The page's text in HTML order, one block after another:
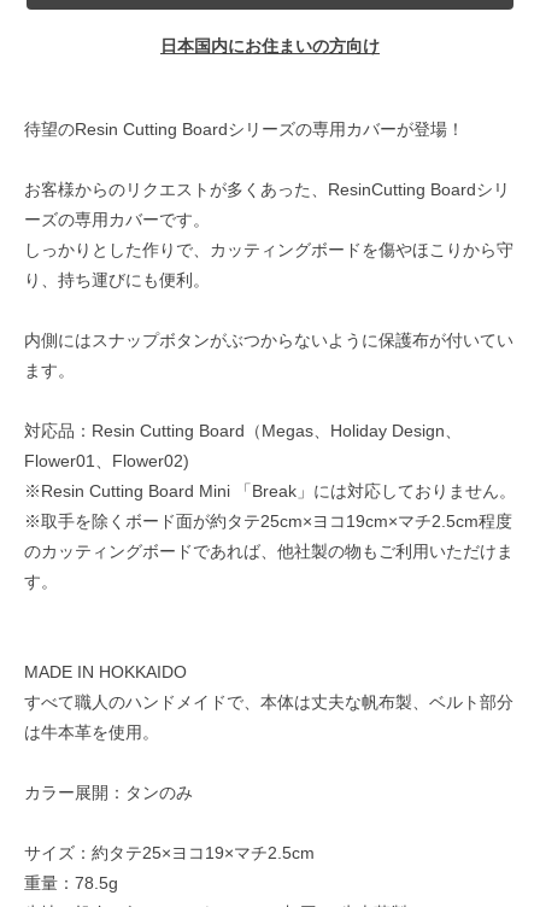
日本国内にお住まいの方向け
待望のResin Cutting Boardシリーズの専用カバーが登場！
お客様からのリクエストが多くあった、ResinCutting Boardシリ
ーズの専用カバーです。
しっかりとした作りで、カッティングボードを傷やほこりから守
り、持ち運びにも便利。
内側にはスナップボタンがぶつからないように保護布が付いてい
ます。
対応品：Resin Cutting Board（Megas、Holiday Design、
Flower01、Flower02)
※Resin Cutting Board Mini 「Break」には対応しておりません。
※取手を除くボード面が約タテ25cm×ヨコ19cm×マチ2.5cm程度
のカッティングボードであれば、他社製の物もご利用いただけま
す。
MADE IN HOKKAIDO
すべて職人のハンドメイドで、本体は丈夫な帆布製、ベルト部分
は牛本革を使用。
カラー展開：タンのみ
サイズ：約タテ25×ヨコ19×マチ2.5cm
重量：78.5g